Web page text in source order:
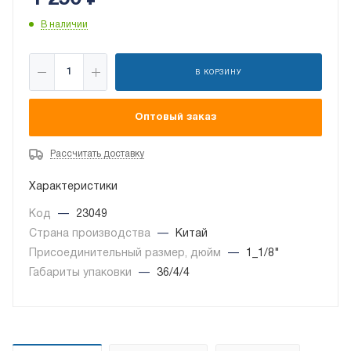
В наличии
В КОРЗИНУ
Оптовый заказ
Рассчитать доставку
Характеристики
Код —
23049
Страна производства
—
Китай
Присоединительный размер, дюйм
—
1_1/8"
Габариты упаковки
— 36/4/4